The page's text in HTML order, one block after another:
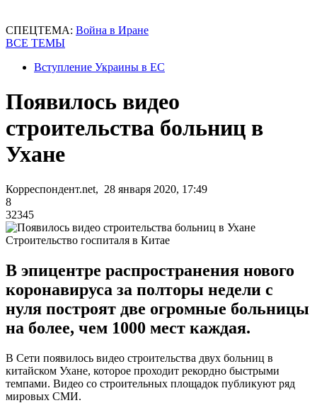
СПЕЦТЕМА: Война в Иране
ВСЕ ТЕМЫ
Вступление Украины в ЕС
Появилось видео
строительства больниц в
Ухане
Корреспондент.net, 28 января 2020, 17:49
8
32345
Строительство госпиталя в Китае
В эпицентре распространения нового
коронавируса за полторы недели с
нуля построят две огромные больницы
на более, чем 1000 мест каждая.
В Сети появилось видео строительства двух больниц в
китайском Ухане, которое проходит рекордно быстрыми
темпами. Видео со строительных площадок публикуют ряд
мировых СМИ.